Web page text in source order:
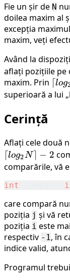
Fie un șir de N
doilea maxim al
excepția
maxim, veți
Având la
aflați pozițiile pe
maxim. Prin ⌈log
superioară a lui
Cerință
Aflați cele două
⌈log2N⌉ − 2
comparările, vă
int
care compară
poziția j și vă
poziția i este
respectiv -1 , în
indice valid,
Programul